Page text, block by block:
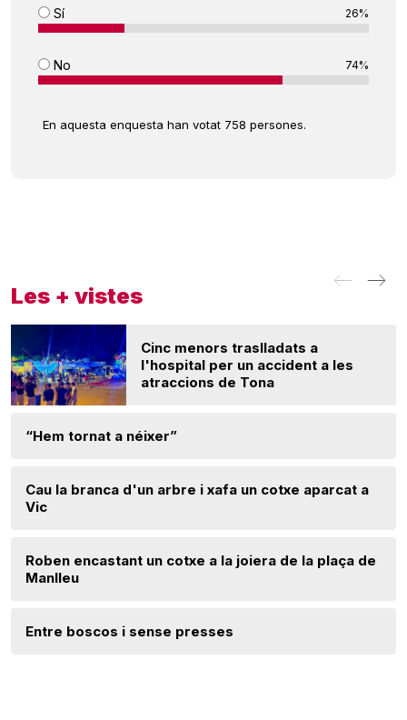
Sí 26%
No 74%
En aquesta enquesta han votat 758 persones.
Les + vistes
Cinc menors traslladats a
l'hospital per un accident a les
atraccions de Tona
“Hem tornat a néixer”
Cau la branca d'un arbre i xafa un cotxe aparcat a
Vic
Roben encastant un cotxe a la joiera de la plaça de
Manlleu
Entre boscos i sense presses